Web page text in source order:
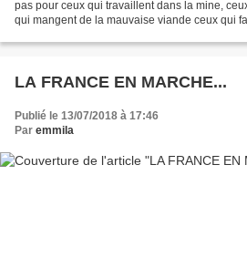
pas pour ceux qui travaillent dans la mine,
qui mangent de la mauvaise viande ceux qui
LA FRANCE EN MARCHE...
Publié le 13/07/2018 à 17:46
Par emmila